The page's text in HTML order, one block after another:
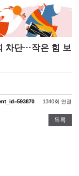
단···작은 힘 보
1340회 연결
목록